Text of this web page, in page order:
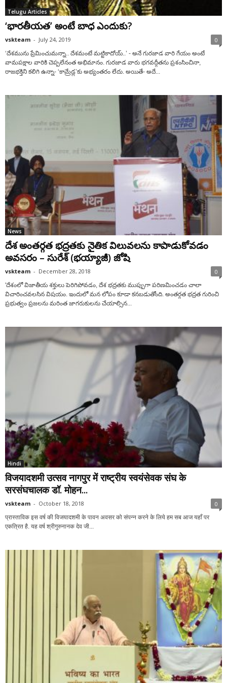
Telugu Articles
‘భారతీయత’ అంటే బాధ ఎందుకు?
vskteam - July 24, 2019 0
‘దేశమును ప్రేమించుమన్నా.. దేశమంటే మట్టికాదోయ్..’ - అనే గురజాడ వారి గేయం అంటే
వామపక్షాల వారికి చెప్పలేనంత అభిమానం. గురజాడ వారు భగవద్గీతను ప్రశంసించినా,
రాజభక్తిని కలిగి ఉన్నా- ‘కామ్రేడ్ల’కు అభ్యంతరం లేదు. అయితే- అదే...
News
దేశ అంతర్గత భద్రతకు నైతిక విలువలను కాపాడుకోవడం
అవసరం – సురేశ్ (భయ్యాజీ) జోషి
vskteam - December 28, 2018 0
'దేశంలో విజాతీయ శక్తులు పెరిగిపోవడం, దేశ భద్రతకు ముప్పుగా పరిణమించడం చాలా
విచారించవలసిన విషయం. ఇందులో మన లోపం కూడా కనబడుతోంది. అంతర్గత భద్రత గురించి
ప్రభుత్వం ప్రజలను మరింత జాగరుకులను చేయాల్సిన...
Hindi
विजयादशमी उत्सव नागपुर में राष्ट्रीय स्वयंसेवक संघ के
सरसंघचालक डॉ. मोहन...
vskteam - October 18, 2018 0
प्रास्ताविक इस वर्ष की विजयादशमी के पावन अवसर को संपन्न करने के लिये हम सब आज यहाँ पर
एकत्रित है. यह वर्ष श्रीगुरुनानक देव जी...